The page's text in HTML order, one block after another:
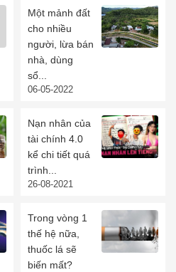
Một mảnh đất
cho nhiều
người, lừa bán
nhà, dùng
sổ...
06-05-2022
Nạn nhân của
tài chính 4.0
kể chi tiết quá
trình...
26-08-2021
Trong vòng 1
thế hệ nữa,
thuốc lá sẽ
biến mất?